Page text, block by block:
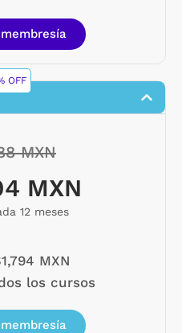
OFF
MXN
MXN
12 meses
MXN
los cursos